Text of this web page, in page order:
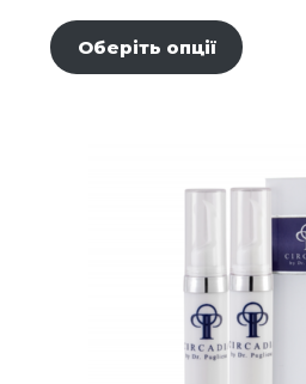
цін:
від
Оберіть опції
на